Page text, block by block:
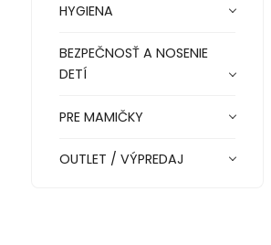
HYGIENA
BEZPEČNOSŤ A NOSENIE
DETÍ
PRE MAMIČKY
OUTLET / VÝPREDAJ